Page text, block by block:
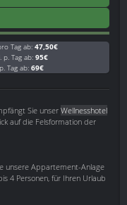
Tag ab: 47,50€
p. Tag ab: 95€
Tag ab: 69€
Sie unser Wellnesshotel
auf die Felsformation der
unsere Appartement-Anlage
4 Personen, für Ihren Urlaub